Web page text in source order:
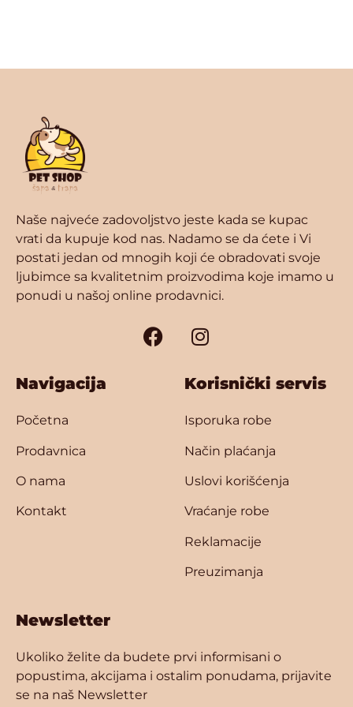
Naše najveće zadovoljstvo jeste kada se kupac
vrati da kupuje kod nas. Nadamo se da ćete i Vi
postati jedan od mnogih koji će obradovati svoje
ljubimce sa kvalitetnim proizvodima koje imamo u
ponudi u našoj online prodavnici.
Navigacija
Početna
Prodavnica
O nama
Kontakt
Korisnički servis
Isporuka robe
Način plaćanja
Uslovi korišćenja
Vraćanje robe
Reklamacije
Preuzimanja
Newsletter
Ukoliko želite da budete prvi informisani o
popustima, akcijama i ostalim ponudama, prijavite
se na naš Newsletter